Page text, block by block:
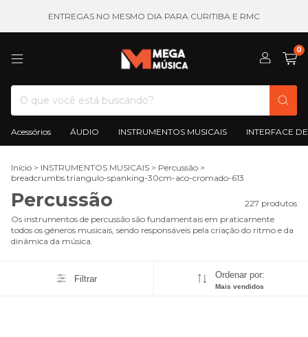
ENTREGAS NO MESMO DIA PARA CURITIBA E RMC
0
Acessórios ÁUDIO INSTRUMENTOS MUSICAIS INTERFACE
Início > INSTRUMENTOS MUSICAIS > Percussão >
breadcrumbs.triangulo-spanking-30cm-aco-cromado-613
Percussão
227 produtos
Os instrumentos de percussão são fundamentais em praticamente
todos os gêneros musicais, sendo responsáveis pela criação do ritmo e da
dinâmica da música.
Filtrar Ordenar por:
Mais vendidos